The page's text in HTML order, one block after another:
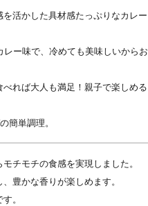
活かした具材感たっぷりなカレー
レー味で、冷めても美味しいからお
れば大人も満足！親子で楽しめる
簡単調理。
チモチの食感を実現しました。
豊かな香りが楽しめます。
。